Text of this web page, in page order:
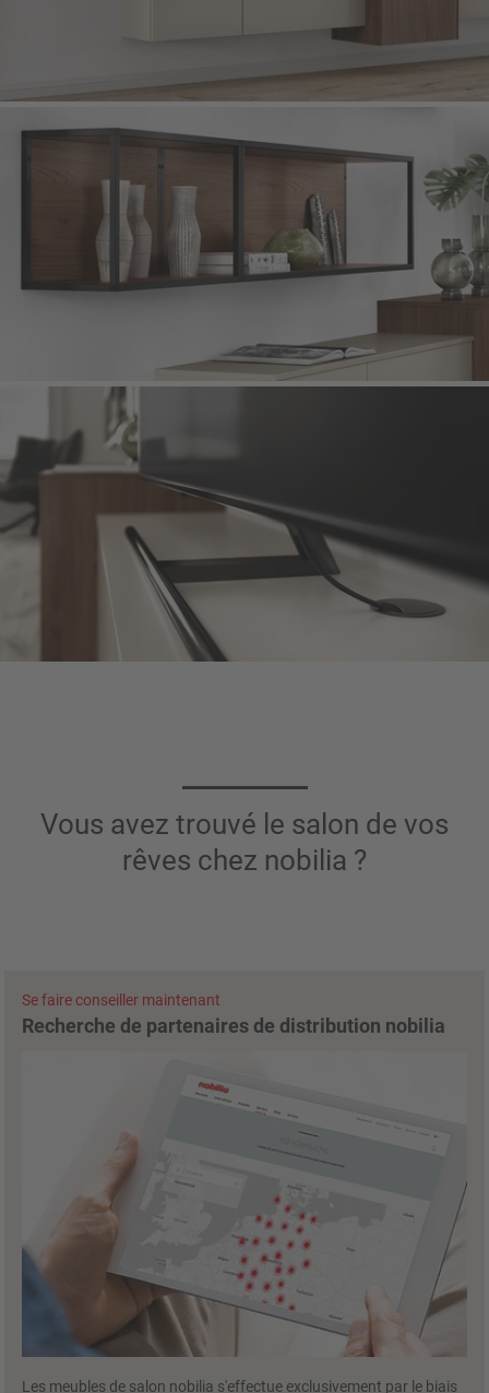
Vous avez trouvé le salon de vos
rêves chez nobilia ?
Se faire conseiller maintenant
Recherche de partenaires de distribution nobilia
Les meubles de salon nobilia s'effectue exclusivement par le biais